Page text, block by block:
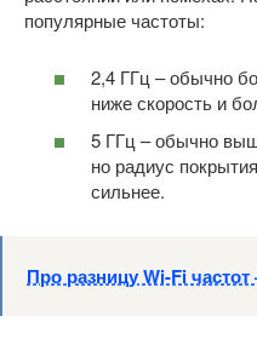
популярные частоты:
2,4 ГГц – обычно
ниже скорость и
5 ГГц – обычно
но радиус
сильнее.
Про разницу Wi-Fi частот